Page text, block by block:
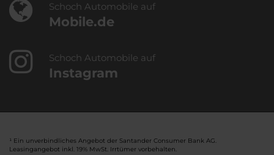
Schoch Automobile auf
Mobile.de
Schoch Automobile auf
Instagram
¹ Ein unverbindliches Angebot der Santander Consumer Bank AG.
Leasingangebot inkl. 19% MwSt. Irrtümer vorbehalten.